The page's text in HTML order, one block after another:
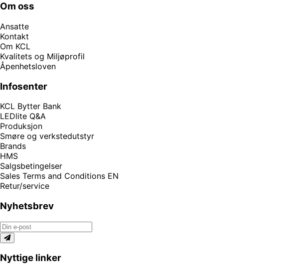
Om oss
Ansatte
Kontakt
Om KCL
Kvalitets og Miljøprofil
Åpenhetsloven
Infosenter
KCL Bytter Bank
LEDlite Q&A
Produksjon
Smøre og verkstedutstyr
Brands
HMS
Salgsbetingelser
Sales Terms and Conditions EN
Retur/service
Nyhetsbrev
Nyttige linker